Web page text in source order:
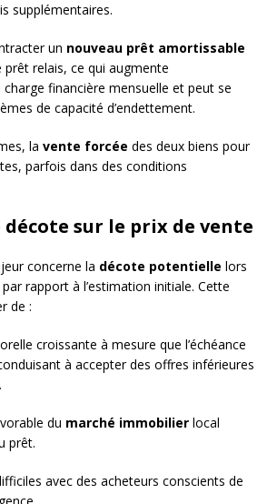
supplémentaires.
un nouveau prêt amortissable
relais, ce qui augmente
financière mensuelle et peut se
de capacité d’endettement.
la vente forcée des deux biens pour
parfois dans des conditions
décote sur le prix de vente
concerne la décote potentielle lors
rapport à l’estimation initiale. Cette
de :
croissante à mesure que l’échéance
à accepter des offres inférieures
du marché immobilier local
prêt.
avec des acheteurs conscients de